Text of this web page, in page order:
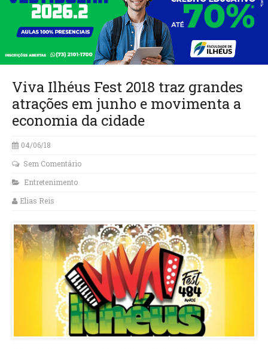
Viva Ilhéus Fest 2018 traz grandes
atrações em junho e movimenta a
economia da cidade
04/06/18
Sem Comentário
Entretenimento
Elias Reis